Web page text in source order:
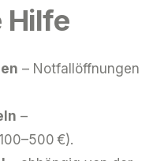
Hilfe
– Notfallöffnungen
–
€).